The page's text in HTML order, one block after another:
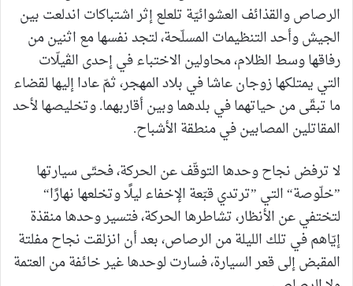
الرصاص والقذائف العشوائيّة تلعلع إثر اشتباكات اندلعت بين
الجيش وأحد التنظيمات المسلّحة، لتجد نفسها مع اثنين من
رفاقها وسط الظلام، محاولين الاختباء في إحدى الڤيلّات
التي يمتلكها زوجان عاشا في بلاد المهجر، ثمّ عادا إليها لقضاء
ما تبقّى من حياتهما في بلدهما وبين أقاربهما. وتخليصها لأحد
المقاتلين المصابين في منطقة الأشباح.
لا ترفض نجاح وحدها التوقّف عن الحركة، فحتّى سيارتها
”خلّوصة“ التي ”ترتدي قبّعة الإخفاء ليلًا وتخلعها نهارًا“
لتختفي عن الأنظار، تشاطرها الحركة، فتسير وحدها منقذة
إيّاهم في تلك الليلة من الرصاص، بعد أن انزلقت نجاح مفلتة
المقبض إلى قعر السيارة، فسارت لوحدها غير خائفة من العتمة